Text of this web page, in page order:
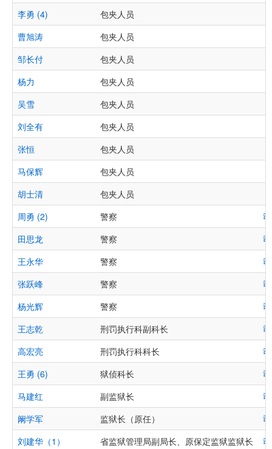
李勇 (4)
包夹人员
曹旭涛
包夹人员
邹长付
包夹人员
杨力
包夹人员
吴雪
包夹人员
刘全有
包夹人员
张恒
包夹人员
马保辉
包夹人员
胡士清
包夹人员
周勇 (2)
警察
田思龙
警察
王永华
警察
张跃峰
警察
杨光辉
警察
王志乾
刑罚执行科副科长
高宏亮
刑罚执行科科长
王勇 (6)
狱侦科长
马建红
副监狱长
阚学军
监狱长（原任）
刘建华（1）
省监狱管理局副局长、原保定监狱监狱长